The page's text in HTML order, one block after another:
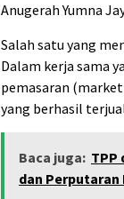
Anugerah Yumna
Salah satu yang
Dalam kerja sama
pemasaran
yang berhasil
Baca juga: TPP
dan Perputaran